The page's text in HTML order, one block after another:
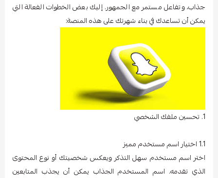
جذاب، وتفاعل مستمر مع الجمهور. إليك بعض الخطوات الفعالة التي
يمكن أن تساعدك في بناء شهرتك على هذه المنصة:
1. تحسين ملفك الشخصي
1.1 اختيار اسم مستخدم مميز
اختر اسم مستخدم سهل التذكر ويعكس شخصيتك أو نوع المحتوى
الذي تقدمه. اسم المستخدم الجذاب يمكن أن يجذب المتابعين